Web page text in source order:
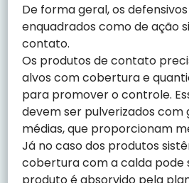
De forma geral, os
enquadrados como de ação
contato.
Os produtos de contato
alvos com cobertura e
para promover o controle.
devem ser pulverizados com
médias, que proporcionam
Já no caso dos produtos
cobertura com a calda pode